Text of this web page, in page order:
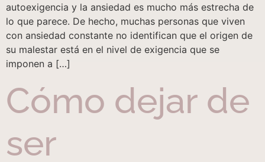
autoexigencia y la ansiedad es mucho más estrecha de
lo que parece. De hecho, muchas personas que viven
con ansiedad constante no identifican que el origen de
su malestar está en el nivel de exigencia que se
imponen a […]
Cómo dejar de
ser